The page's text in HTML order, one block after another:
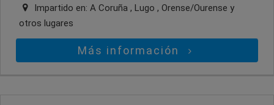
Impartido en: A Coruña , Lugo , Orense/Ourense y
otros lugares
Más información